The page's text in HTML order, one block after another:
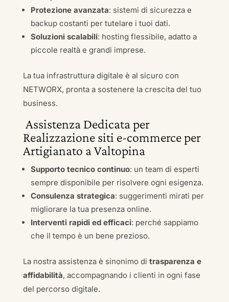
Protezione avanzata: sistemi di sicurezza e
backup costanti per tutelare i tuoi dati.
Soluzioni scalabili: hosting flessibile, adatto a
piccole realtà e grandi imprese.
La tua infrastruttura digitale è al sicuro con
NETWORX, pronta a sostenere la crescita del tuo
business.
Assistenza Dedicata per
Realizzazione siti e-commerce per
Artigianato a Valtopina
Supporto tecnico continuo: un team di esperti
sempre disponibile per risolvere ogni esigenza.
Consulenza strategica: suggerimenti mirati per
migliorare la tua presenza online.
Interventi rapidi ed efficaci: perché sappiamo
che il tempo è un bene prezioso.
La nostra assistenza è sinonimo di trasparenza e
affidabilità, accompagnando i clienti in ogni fase
del percorso digitale.